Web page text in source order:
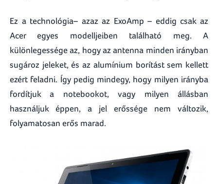
Ez a technológia– azaz az ExoAmp – eddig csak az
Acer egyes modelljeiben található meg. A
különlegessége az, hogy az antenna minden irányban
sugároz jeleket, és az alumínium borítást sem kellett
ezért feladni. Így pedig mindegy, hogy milyen irányba
fordítjuk a notebookot, vagy milyen állásban
használjuk éppen, a jel erőssége nem változik,
folyamatosan erős marad.